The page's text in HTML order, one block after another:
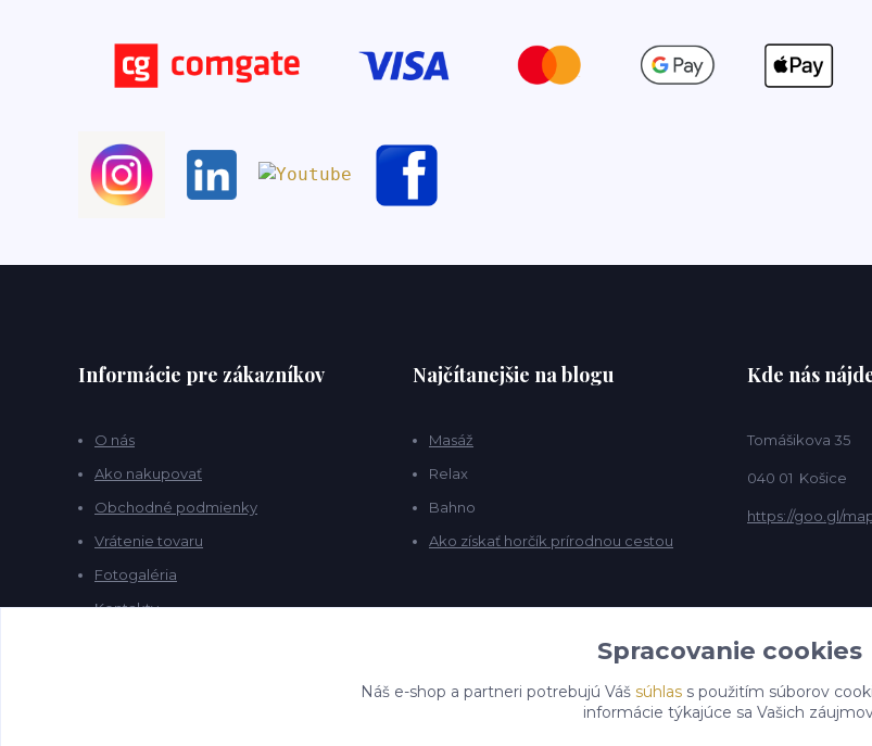
Informácie pre zákazníkov
O nás
Ako nakupovať
Obchodné podmienky
Vrátenie tovaru
Fotogaléria
Kontakty
Najčítanejšie na blogu
Masáž
Relax
Bahno
Ako získať horčík prírodnou cestou
Kde nás
Tomášikova 35
040 01 Košice
https://goo.gl/
Spracovanie cookies
Náš e-shop a partneri potrebujú Váš súhlass použitím súborov
informácie týkajúce sa Vašich